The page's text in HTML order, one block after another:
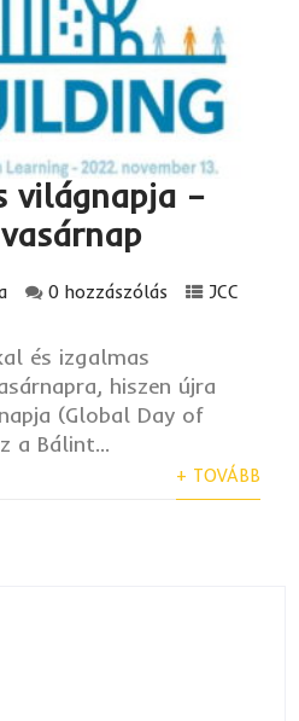
világnapja –
0 hozzászólás
JCC
és izgalmas
hiszen újra
(Global Day of
a Bálint...
+ TOVÁBB